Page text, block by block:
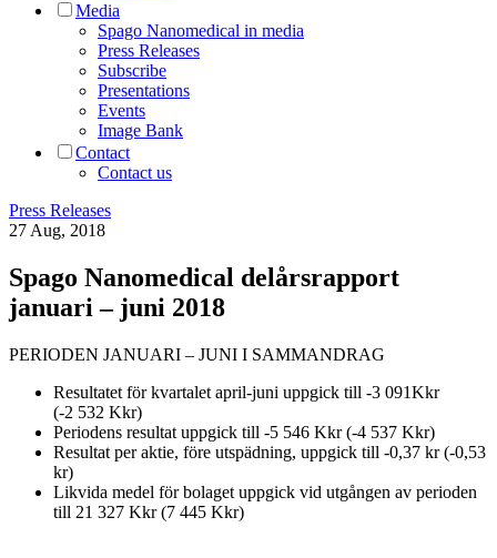
Media
Spago Nanomedical in media
Press Releases
Subscribe
Presentations
Events
Image Bank
Contact
Contact us
Press Releases
27 Aug, 2018
Spago Nanomedical delårsrapport
januari – juni 2018
PERIODEN JANUARI – JUNI I SAMMANDRAG
Resultatet för kvartalet april-juni uppgick till -3 091Kkr
(-2 532 Kkr)
Periodens resultat uppgick till -5 546 Kkr (-4 537 Kkr)
Resultat per aktie, före utspädning, uppgick till -0,37 kr (-0,53
kr)
Likvida medel för bolaget uppgick vid utgången av perioden
till 21 327 Kkr (7 445 Kkr)